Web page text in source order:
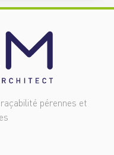
pérennes et